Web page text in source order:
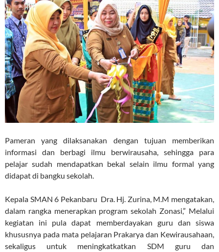
Pameran yang dilaksanakan dengan tujuan memberikan
informasi dan berbagi ilmu berwirausaha, sehingga para
pelajar sudah mendapatkan bekal selain ilmu formal yang
didapat di bangku sekolah.
Kepala SMAN 6 Pekanbaru Dra. Hj. Zurina, M.M mengatakan,
dalam rangka menerapkan program sekolah Zonasi,” Melalui
kegiatan ini pula dapat memberdayakan guru dan siswa
khususnya pada mata pelajaran Prakarya dan Kewirausahaan,
sekaligus untuk meningkatkatkan SDM guru dan